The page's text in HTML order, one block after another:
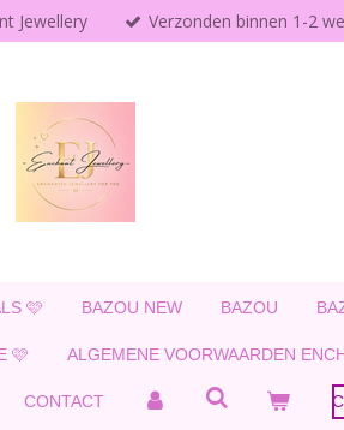
Jewellery Verzonden binnen 1-2
🩷 BAZOU NEW BAZOU
🩷 ALGEMENE VOORWAARDEN
CONTACT